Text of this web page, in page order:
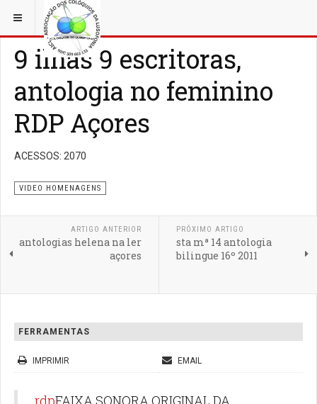
ESTÁ EM... 3 COLÓQUIOS
9 ilhas 9 escritoras,
antologia no feminino
RDP Açores
ACESSOS: 2070
VIDEO HOMENAGENS
ARTIGO ANTERIOR
antologias helena na ler
açores
PRÓXIMO ARTIGO
sta mª 14 antologia
bilingue 16º 2011
FERRAMENTAS
IMPRIMIR EMAIL
rdpFAIXA SONORA ORIGINAL DA